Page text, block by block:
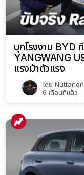
บุกโรงงาน BYD
YANGWANG
แรงม้าตัวแรง
โดย
6 เดือนที่แล้ว